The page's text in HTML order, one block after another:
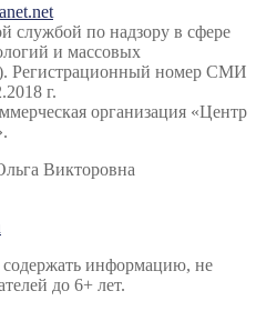
службой по надзору в сфере
и массовых
Регистрационный номер СМИ
г.
организация «Центр
Викторовна
информацию, не
до 6+ лет.